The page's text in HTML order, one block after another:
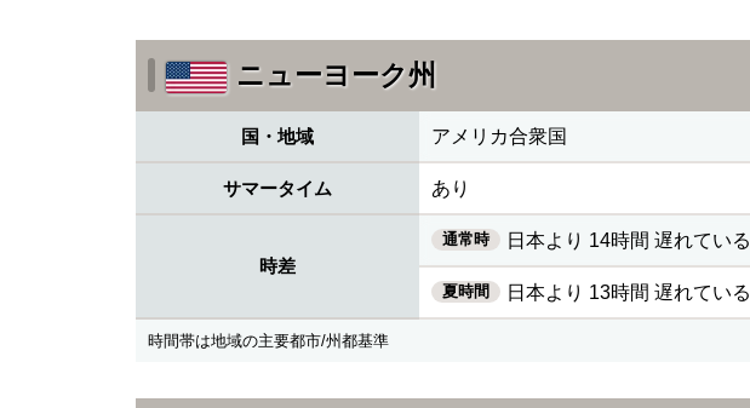
ニューヨーク州
国・地域 アメリカ合衆国
サマータイム あり
時差
通常時 日本より 14時間 遅れている
夏時間 日本より 13時間 遅れている
時間帯は地域の主要都市/州都基準